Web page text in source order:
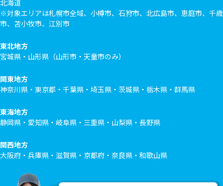
北海道
※対象エリアは札幌市全域、小樽市、石狩市、北広島市、恵庭市、千歳
市、苫小牧市、江別市
東北地方
宮城県・山形県（山形市・天童市のみ）
関東地方
神奈川県・東京都・千葉県・埼玉県・茨城県・栃木県・群馬県
東海地方
静岡県・愛知県・岐阜県・三重県・山梨県・長野県
関西地方
大阪府・兵庫県・滋賀県・京都府・奈良県・和歌山県